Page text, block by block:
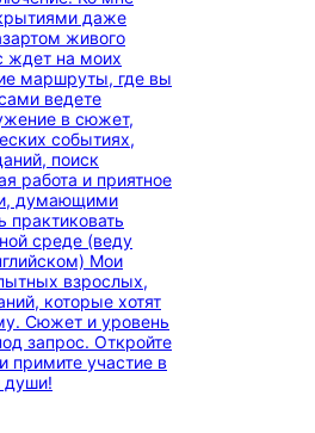
даже
живого
ждет на моих
маршруты, где вы
ведете
в сюжет,
событиях,
поиск
работа и приятное
думающими
среде (веду
Мои
взрослых,
которые хотят
Сюжет и уровень
запрос. Откройте
примите участие в
души!